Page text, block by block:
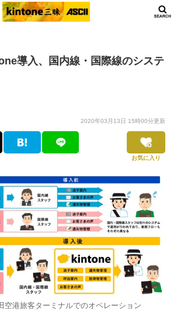
導入、国内線・国際線のシステ
2020年03月13日 15時00分更新
お気に入り
空港旅客ターミナルでのオペレーション